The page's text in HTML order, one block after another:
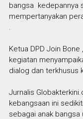
bangsa kedepannya
mempertanyakan
.
Ketua DPD Join Bone
kegiatan
dialog dan terkhusus
Jurnalis
kebangsaan ini
sebagai anak